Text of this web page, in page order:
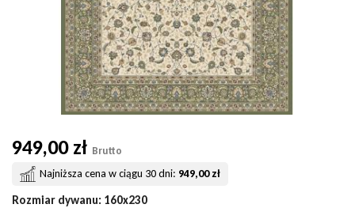
949,00 zł Brutto
Najniższa cena w ciągu 30 dni: 949,00 zł
Rozmiar dywanu: 160x230